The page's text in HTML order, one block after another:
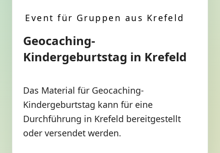
Event für Gruppen aus Krefeld
Geocaching-
Kindergeburtstag in Krefeld
Das Material für Geocaching-
Kindergeburtstag kann für eine
Durchführung in Krefeld bereitgestellt
oder versendet werden.